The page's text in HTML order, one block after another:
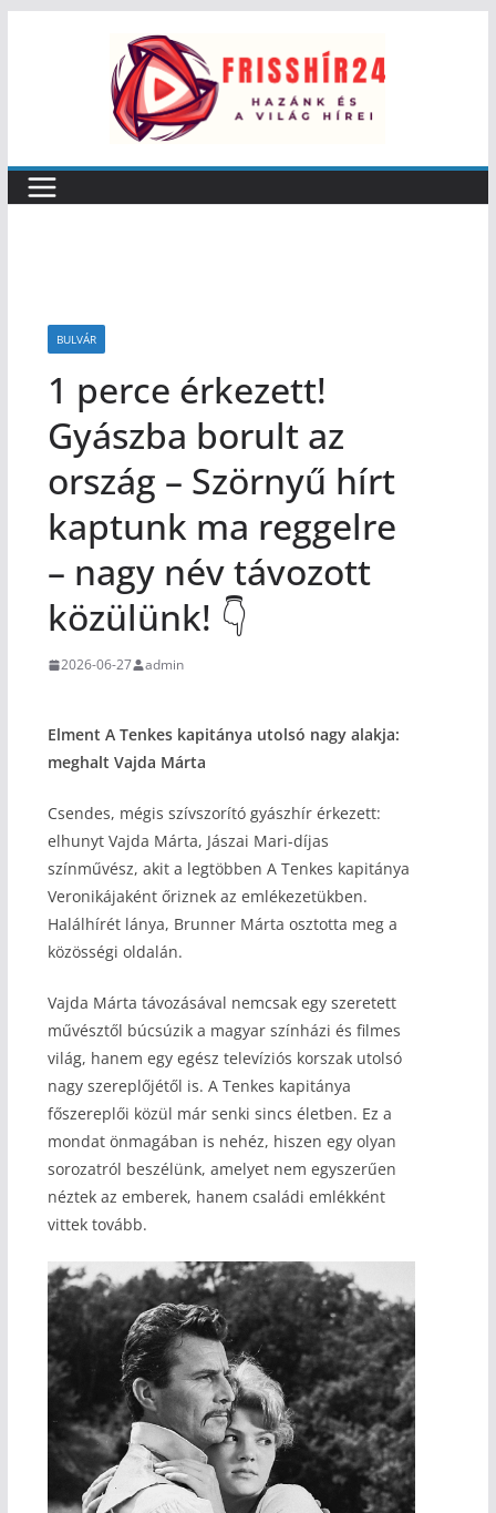
BULVÁR
1 perce érkezett!
Gyászba borult az
ország – Szörnyű hírt
kaptunk ma reggelre
– nagy név távozott
közülünk! 👇
2026-06-27 admin
Elment A Tenkes kapitánya utolsó nagy alakja:
meghalt Vajda Márta
Csendes, mégis szívszorító gyászhír érkezett:
elhunyt Vajda Márta, Jászai Mari-díjas
színművész, akit a legtöbben A Tenkes kapitánya
Veronikájaként őriznek az emlékezetükben.
Halálhírét lánya, Brunner Márta osztotta meg a
közösségi oldalán.
Vajda Márta távozásával nemcsak egy szeretett
művésztől búcsúzik a magyar színházi és filmes
világ, hanem egy egész televíziós korszak utolsó
nagy szereplőjétől is. A Tenkes kapitánya
főszereplői közül már senki sincs életben. Ez a
mondat önmagában is nehéz, hiszen egy olyan
sorozatról beszélünk, amelyet nem egyszerűen
néztek az emberek, hanem családi emlékként
vittek tovább.